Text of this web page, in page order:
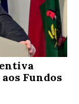
Fundos